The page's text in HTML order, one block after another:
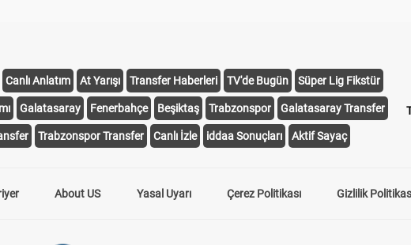
Canlı Anlatım At Yarışı Transfer Haberleri TV'de Bugün Süper Lig Fikstür
Galatasaray Fenerbahçe Beşiktaş Trabzonspor Galatasaray Transfer
Trabzonspor Transfer Canlı İzle iddaa Sonuçları Aktif Sayaç
About US Yasal Uyarı Çerez Politikası Gizlilik